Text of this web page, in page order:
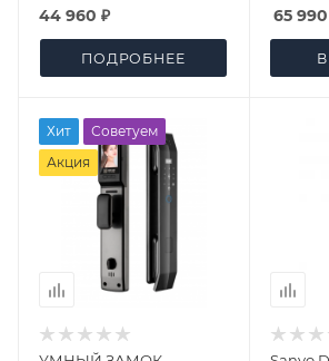
44 960 ₽
ПОДРОБНЕЕ
65 990
Хит
Советуем
Акция